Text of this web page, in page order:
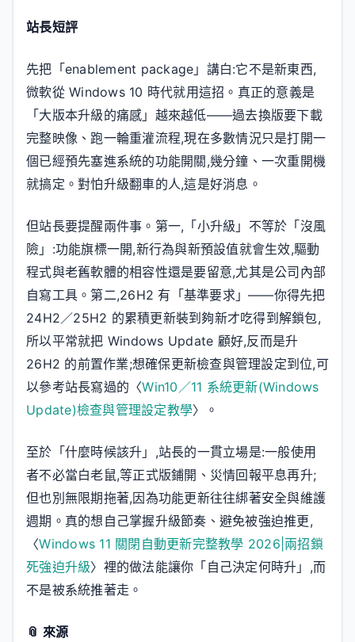
站長短評
先把「enablement package」講白:它不是新東西,
微軟從 Windows 10 時代就用這招。真正的意義是
「大版本升級的痛感」越來越低——過去換版要下載
完整映像、跑一輪重灌流程,現在多數情況只是打開一
個已經預先塞進系統的功能開關,幾分鐘、一次重開機
就搞定。對怕升級翻車的人,這是好消息。
但站長要提醒兩件事。第一,「小升級」不等於「沒風
險」:功能旗標一開,新行為與新預設值就會生效,驅動
程式與老舊軟體的相容性還是要留意,尤其是公司內部
自寫工具。第二,26H2 有「基準要求」——你得先把
24H2／25H2 的累積更新裝到夠新才吃得到解鎖包,
所以平常就把 Windows Update 顧好,反而是升
26H2 的前置作業;想確保更新檢查與管理設定到位,可
以參考站長寫過的〈Win10／11 系統更新(Windows
Update)檢查與管理設定教學〉。
至於「什麼時候該升」,站長的一貫立場是:一般使用
者不必當白老鼠,等正式版鋪開、災情回報平息再升;
但也別無限期拖著,因為功能更新往往綁著安全與維護
週期。真的想自己掌握升級節奏、避免被強迫推更,
〈Windows 11 關閉自動更新完整教學 2026|兩招鎖
死強迫升級〉裡的做法能讓你「自己決定何時升」,而
不是被系統推著走。
📎 來源